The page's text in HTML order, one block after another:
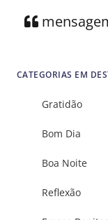
CATEGORIAS EM
Gratidão
Bom Dia
Boa Noite
Reflexão